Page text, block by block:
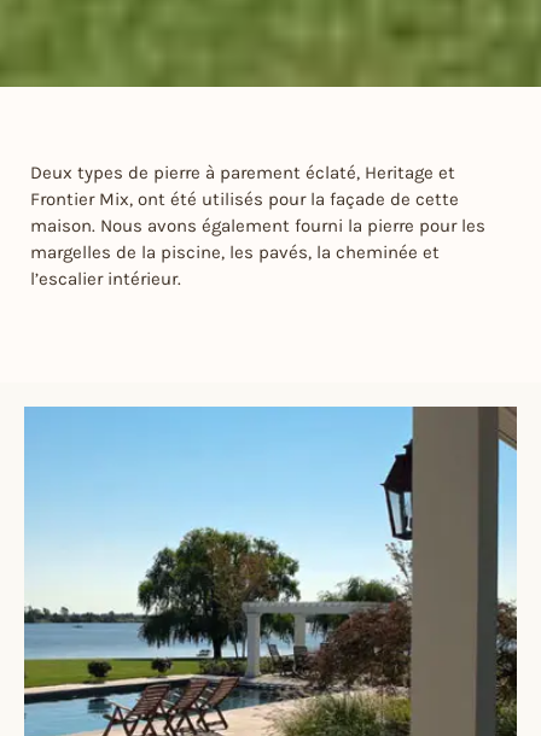
Deux types de pierre à parement éclaté, Heritage et
Frontier Mix, ont été utilisés pour la façade de cette
maison. Nous avons également fourni la pierre pour les
margelles de la piscine, les pavés, la cheminée et
l’escalier intérieur.